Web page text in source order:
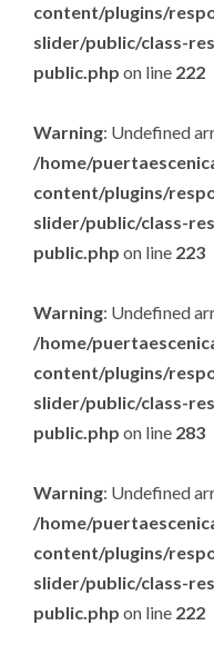
content/plugins/
slider/public/class-
public.php on line 222
Warning: Undefined
/home/
content/plugins/
slider/public/class-
public.php on line 223
Warning: Undefined
/home/
content/plugins/
slider/public/class-
public.php on line 283
Warning: Undefined
/home/
content/plugins/
slider/public/class-
public.php on line 222